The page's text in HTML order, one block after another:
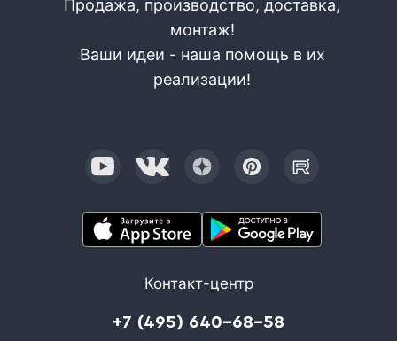
Продажа, производство, доставка,
монтаж!
Ваши идеи - наша помощь в их
реализации!
Контакт-центр
+7 (495) 640-68-58